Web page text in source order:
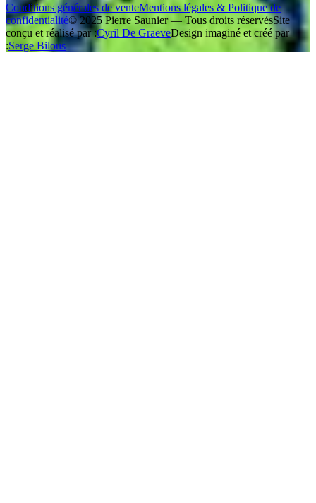
Conditions générales de venteMentions légales & Politique de
confidentialité© 2025 Pierre Saunier — Tous droits réservésSite
conçu et réalisé par :Cyril De GraeveDesign imaginé et créé par
:Serge Bilous